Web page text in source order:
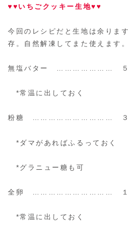
♥♥いちごクッキー生地♥♥
今回のレシピだと生地は余りま
存。自然解凍してまた使えます。
無塩バター ………………… ５
*常温に出しておく
粉糖 ………………………… ３
*ダマがあればふるっておく
*グラニュー糖も可
全卵 ………………………… １
*常温に出しておく